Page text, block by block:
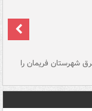
شهرستان فریمان را